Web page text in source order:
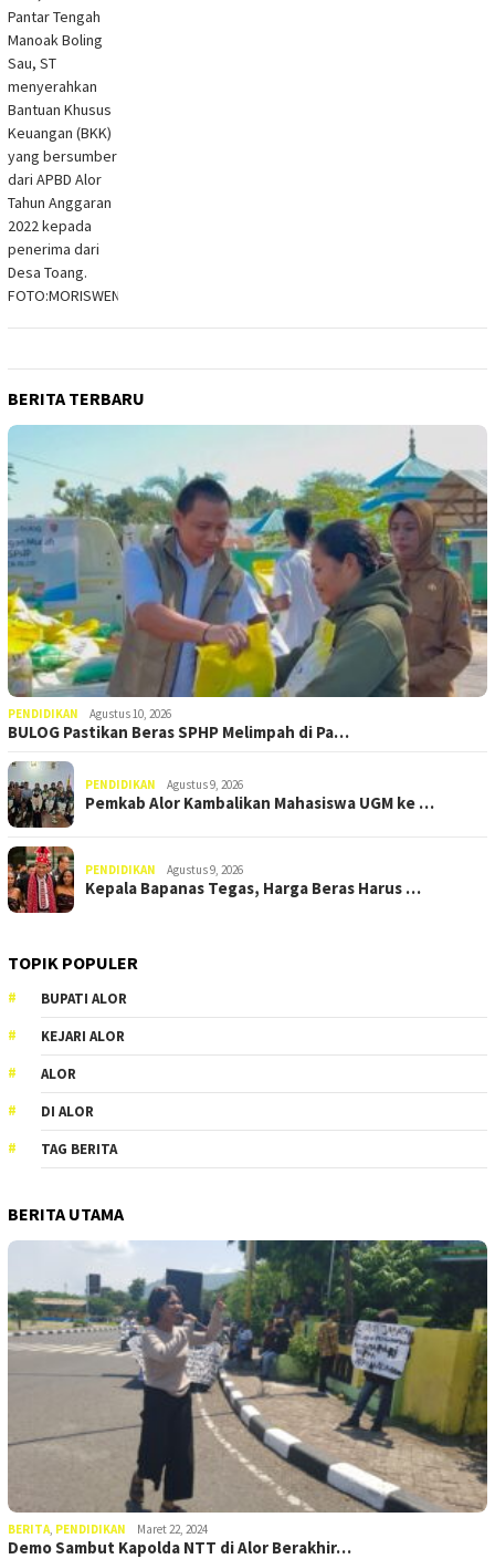
BERITA TERBARU
PENDIDIKAN Agustus 10, 2026
BULOG Pastikan Beras SPHP Melimpah di Pa…
PENDIDIKAN Agustus 9, 2026
Pemkab Alor Kambalikan Mahasiswa UGM ke …
PENDIDIKAN Agustus 9, 2026
Kepala Bapanas Tegas, Harga Beras Harus …
TOPIK POPULER
BUPATI ALOR
KEJARI ALOR
ALOR
DI ALOR
TAG BERITA
BERITA UTAMA
BERITA, PENDIDIKAN Maret 22, 2024
Demo Sambut Kapolda NTT di Alor Berakhir…